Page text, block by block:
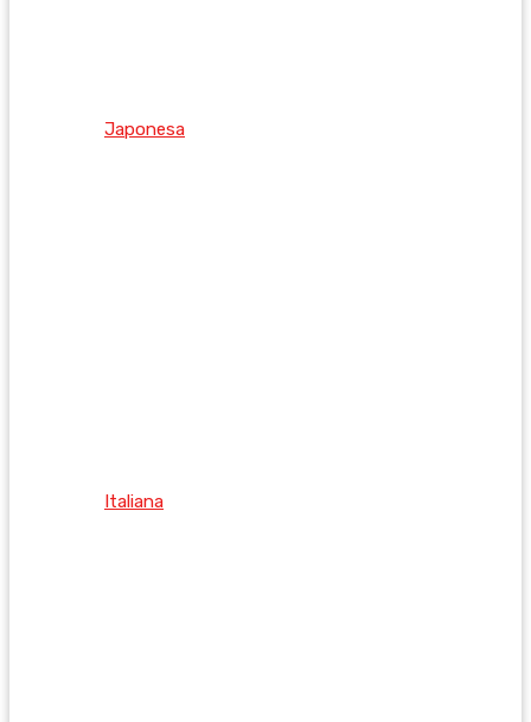
Japonesa
Italiana